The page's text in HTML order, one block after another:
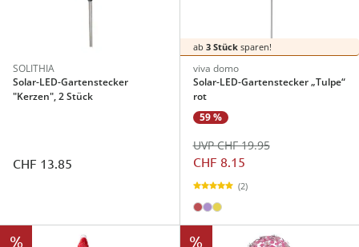
SOLITHIA
Solar-LED-Gartenstecker
"Kerzen", 2 Stück
CHF 13.85
ab 3 Stücksparen!
viva domo
Solar-LED-Gartenstecker „Tulpe“
rot
59 %
CHF 8.15
UVP CHF 19.95
(2)
% %